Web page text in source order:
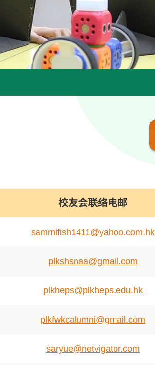
校友会联络电邮
sammifish1411@yahoo.com.hk
plkshsnaa@gmail.com
plkheps@plkheps.edu.hk
plkfwkcalumni@gmail.com
saryue@netvigator.com